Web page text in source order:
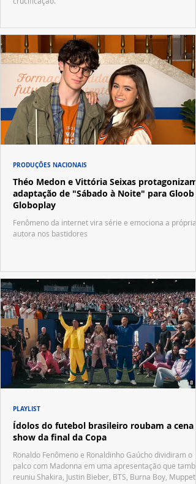
Théo Medon e Vittória Seixas protagonizam
adaptação de "Sábado à Noite" para Gloob e
Globoplay
Fenômeno da internet vira série e emociona a própria
autora nos bastidores
PRODUÇÕES NACIONAIS
Ídolos do futebol brasileiro roubam a cena
show da final da Copa
Ronaldo Fenômeno e Ronaldinho Gaúcho dividiram o
palco com Madonna em uma apresentação que
reuniu Shakira, Justin Bieber, BTS, Burna Boy, Muppets,
PLAYLIST